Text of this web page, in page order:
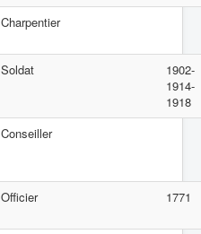
Charpentier
Soldat
1902-
1914-
1918
Conseiller
Officier 1771